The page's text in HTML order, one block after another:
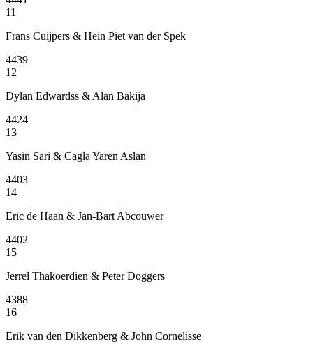
11
Frans Cuijpers & Hein Piet van der Spek
4439
12
Dylan Edwardss & Alan Bakija
4424
13
Yasin Sari & Cagla Yaren Aslan
4403
14
Eric de Haan & Jan-Bart Abcouwer
4402
15
Jerrel Thakoerdien & Peter Doggers
4388
16
Erik van den Dikkenberg & John Cornelisse